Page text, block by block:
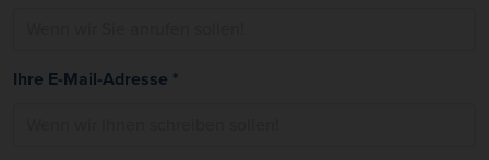
Ihre E-Mail-Adresse *